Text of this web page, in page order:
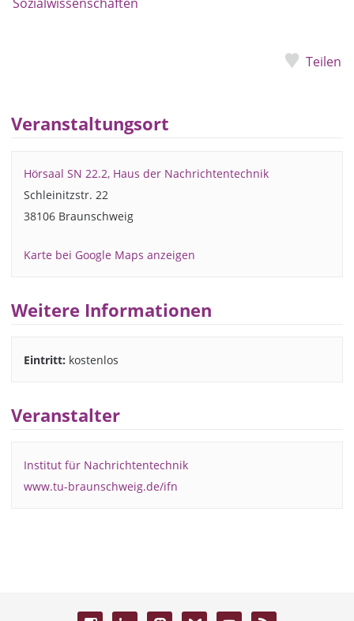
Teilen
Veranstaltungsort
Hörsaal SN 22.2, Haus der Nachrichtentechnik
Schleinitzstr. 22
38106 Braunschweig
Karte bei Google Maps anzeigen
Weitere Informationen
Eintritt: kostenlos
Veranstalter
Institut für Nachrichtentechnik
www.tu-braunschweig.de/ifn